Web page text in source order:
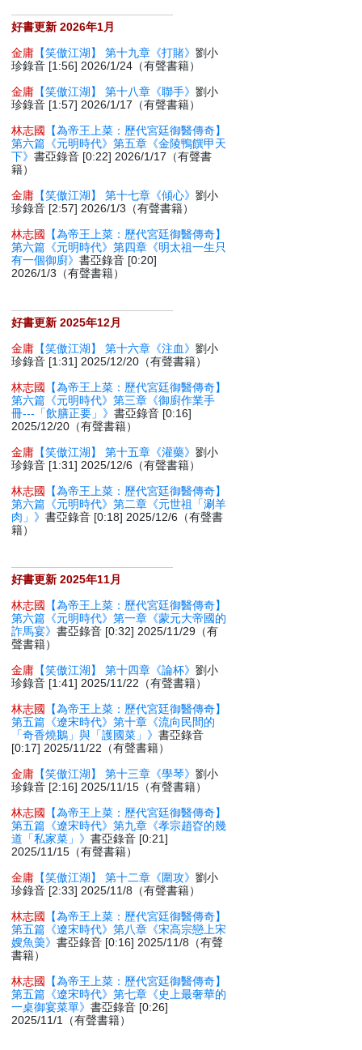
好書更新 2026年1月
金庸 【笑傲江湖】 第十九章《打賭》劉小
珍錄音 [1:56] 2026/1/24（有聲書籍）
金庸 【笑傲江湖】 第十八章《聯手》劉小
珍錄音 [1:57] 2026/1/17（有聲書籍）
林志國
【為帝王上菜：歷代宮廷御醫傳奇】
第六篇《元明時代》第五章《金陵鴨饌甲天
下》書亞錄音 [0:22] 2026/1/17（有聲書
籍）
金庸 【笑傲江湖】 第十七章《傾心》劉小
珍錄音 [2:57] 2026/1/3（有聲書籍）
林志國
【為帝王上菜：歷代宮廷御醫傳奇】
第六篇《元明時代》第四章《明太祖一生只
有一個御廚》書亞錄音 [0:20]
2026/1/3（有聲書籍）
好書更新 2025年12月
金庸 【笑傲江湖】 第十六章《注血》劉小
珍錄音 [1:31] 2025/12/20（有聲書籍）
林志國
【為帝王上菜：歷代宮廷御醫傳奇】
第六篇《元明時代》第三章《御廚作業手
冊---「飲膳正要」》書亞錄音 [0:16]
2025/12/20（有聲書籍）
金庸 【笑傲江湖】 第十五章《灌藥》劉小
珍錄音 [1:31] 2025/12/6（有聲書籍）
林志國
【為帝王上菜：歷代宮廷御醫傳奇】
第六篇《元明時代》第二章《元世祖「涮羊
肉」》書亞錄音 [0:18] 2025/12/6（有聲書
籍）
好書更新 2025年11月
林志國
【為帝王上菜：歷代宮廷御醫傳奇】
第六篇《元明時代》第一章《蒙元大帝國的
詐馬宴》書亞錄音 [0:32] 2025/11/29（有
聲書籍）
金庸 【笑傲江湖】 第十四章《論杯》劉小
珍錄音 [1:41] 2025/11/22（有聲書籍）
林志國
【為帝王上菜：歷代宮廷御醫傳奇】
第五篇《遼宋時代》第十章《流向民間的
「奇香燒鵝」與「護國菜」》書亞錄音
[0:17] 2025/11/22（有聲書籍）
金庸 【笑傲江湖】 第十三章《學琴》劉小
珍錄音 [2:16] 2025/11/15（有聲書籍）
林志國
【為帝王上菜：歷代宮廷御醫傳奇】
第五篇《遼宋時代》第九章《孝宗趙昚的幾
道「私家菜」》書亞錄音 [0:21]
2025/11/15（有聲書籍）
金庸 【笑傲江湖】 第十二章《圍攻》劉小
珍錄音 [2:33] 2025/11/8（有聲書籍）
林志國
【為帝王上菜：歷代宮廷御醫傳奇】
第五篇《遼宋時代》第八章《宋高宗戀上宋
嫂魚羮》書亞錄音 [0:16] 2025/11/8（有聲
書籍）
林志國
【為帝王上菜：歷代宮廷御醫傳奇】
第五篇《遼宋時代》第七章《史上最奢華的
一桌御宴菜單》書亞錄音 [0:26]
2025/11/1（有聲書籍）